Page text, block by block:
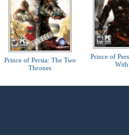
Prince of Persia: The Two
Thrones
Prince of